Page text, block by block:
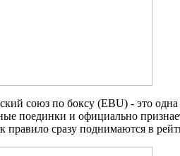
союз по боксу (EBU) - это
поединки и официально
правило сразу поднимаются в